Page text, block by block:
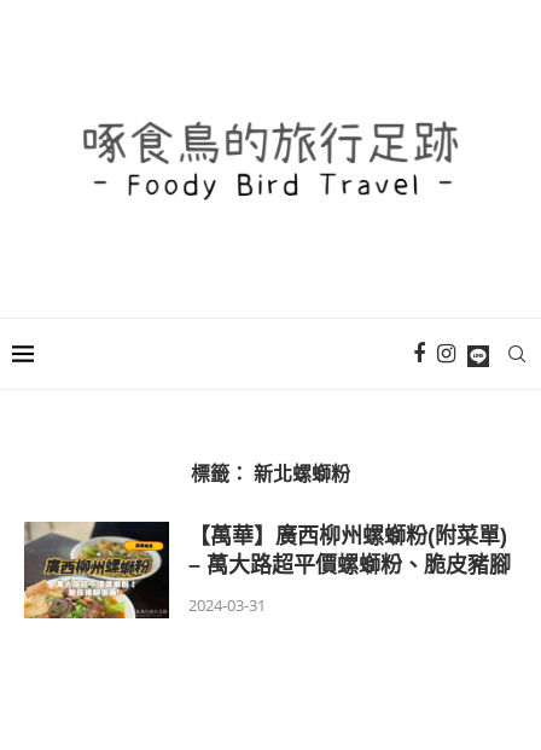
標籤： 新北螺螄粉
【萬華】廣西柳州螺螄粉(附菜單)
– 萬大路超平價螺螄粉、脆皮豬腳
2024-03-31